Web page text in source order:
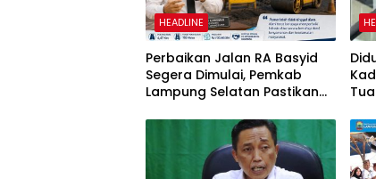
HEADLINE
Perbaikan Jalan RA Basyid
Segera Dimulai, Pemkab
Lampung Selatan Pastikan
dan Nyaman